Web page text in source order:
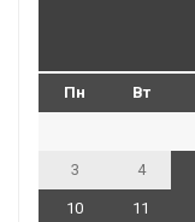
Пн Вт
3 4
10 11